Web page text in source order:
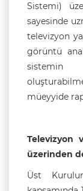
Sistemi)
sayesinde
televizyon
görüntü
sistemin
müeyyide
Televizyon
üzerinden
Üst